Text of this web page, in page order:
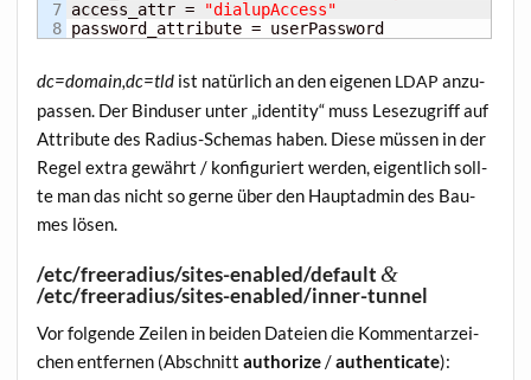
7 access_attr =
"dialupAccess"
password_attribute = userPassword
dc=domain,dc=tld ist natür­lich an den eige­nen LDAP anzu­
pas­sen. Der Bin­du­ser unter „iden­ti­ty“ muss Lese­zu­griff auf
Attri­bu­te des Radi­us-Sche­mas haben. Die­se müs­sen in der
Regel extra gewährt / kon­fi­gu­riert wer­den, eigent­lich soll­
te man das nicht so ger­ne über den Haupt­ad­min des Bau­
mes lösen.
/etc/freeradius/sites-enabled/default&
/etc/freeradius/sites-enabled/inner-tunnel
Vor fol­gen­de Zei­len in bei­den Datei­en die Kom­men­tar­zei­
chen ent­fer­nen (Abschnittaut­ho­ri­ze/authen­ti­ca­te):